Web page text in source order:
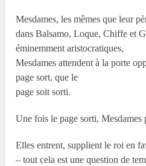
Mesdames, les mêmes que leur
dans Balsamo, Loque, Chiffe et
éminemment aristocratiques,
Mesdames attendent à la porte
page sort, que le
page soit sorti.
Une fois le page sorti, Mesdames
Elles entrent, supplient le roi en
– tout cela est une question de